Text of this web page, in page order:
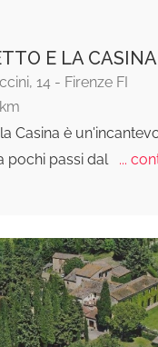
E LA CASINA
14 - Firenze FI
Casina è
pochi passi dal
...